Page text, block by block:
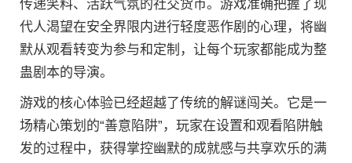
传递笑料、活跃气氛的社交货币。游戏准确把握了现
代人渴望在安全界限内进行轻度恶作剧的心理，将幽
默从观看转变为参与和定制，让每个玩家都能成为整
蛊剧本的导演。
游戏的核心体验已经超越了传统的解谜闯关。它是一
场精心策划的“善意陷阱”，玩家在设置和观看陷阱触
发的过程中，获得掌控幽默的成就感与共享欢乐的满